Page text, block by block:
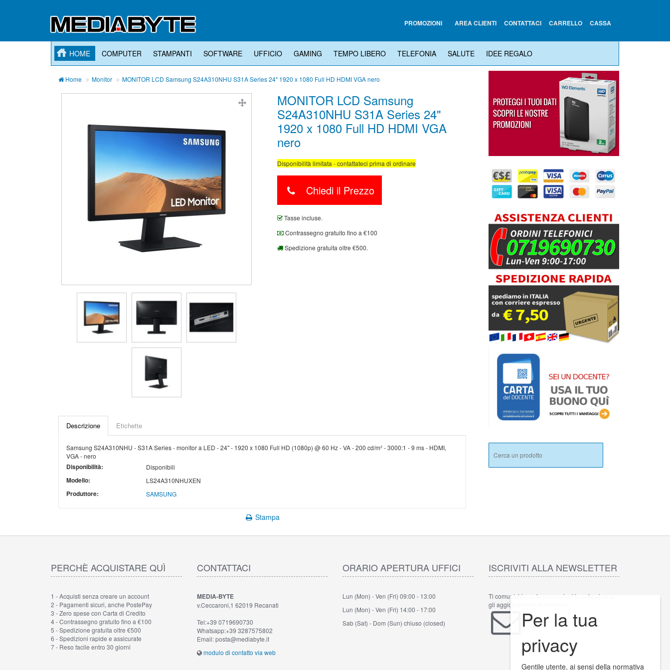
PROMOZIONI AREA CLIENTI CONTATTACI CARRELLO CASSA
HOME COMPUTER STAMPANTI SOFTWARE UFFICIO GAMING TEMPO LIBERO TELEFONIA SALUTE IDEE REGALO
Home Monitor MONITOR LCD Samsung S24A310NHU S31A Series 24" 1920 x 1080 Full HD HDMI VGA nero
MONITOR LCD Samsung
S24A310NHU S31A Series 24"
1920 x 1080 Full HD HDMI VGA
nero
Disponibilità limitata - contattateci prima di ordinare
Chiedi il Prezzo
Tasse incluse.
Contrassegno gratuito fino a €100
Spedizione gratuita oltre €500.
Descrizione Etichette
Samsung S24A310NHU - S31A Series - monitor a LED - 24" - 1920 x 1080 Full HD (1080p) @ 60 Hz - VA - 200 cd/m² - 3000:1 - 9 ms - HDMI,
VGA - nero
Disponibilità: Disponibili
Modello: LS24A310NHUXEN
Produttore: SAMSUNG
Stampa
PERCHÈ ACQUISTARE QUÌ
1 - Acquisti senza creare un account
2 - Pagamenti sicuri, anche PostePay
3 - Zero spese con Carta di Credito
4 - Contrassegno gratuito fino a €100
5 - Spedizione gratuita oltre €500
6 - Spedizioni rapide e assicurate
7 - Reso facile entro 30 giorni
CONTATTACI
MEDIA-BYTE
v.Ceccaroni,1 62019 Recanati
Tel:+39 0719690730
Whatsapp:+39 3287575802
Email: posta@mediabyte.it
modulo di contatto via web
ORARIO APERTURA UFFICI
Lun (Mon) - Ven (Fri) 09:00 - 13:00
Lun (Mon) - Ven (Fri) 14:00 - 17:00
Sab (Sat) - Dom (Sun) chiuso (closed)
ISCRIVITI ALLA NEWSLETTER
Ti comunichiamo le promozioni in anteprima e
gli aggiornamenti al catalogo.
INVIA
Per la tua
privacy
Gentile utente, ai sensi della normativa